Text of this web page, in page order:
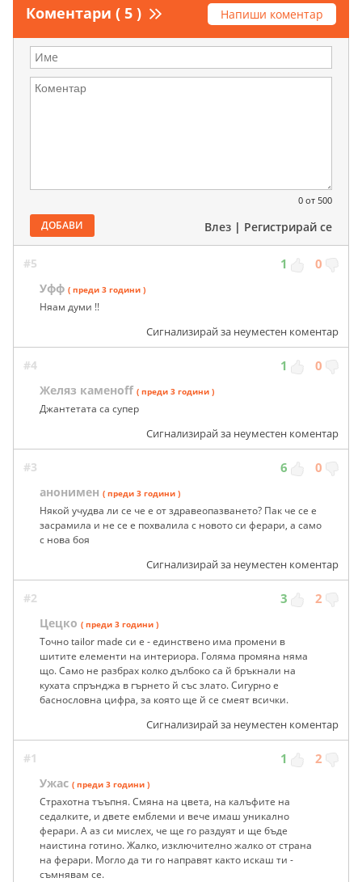
Коментари ( 5 ) Напиши коментар
0 от 500
ДОБАВИ Влез | Регистрирай се
#5 1 0
Уфф ( преди 3 години )
Няам думи !!
Сигнализирай за неуместен коментар
#4 1 0
Желяз каменоff ( преди 3 години )
Джантетата са супер
Сигнализирай за неуместен коментар
#3 6 0
анонимен ( преди 3 години )
Някой учудва ли се че е от здравеопазването? Пак че се е
засрамила и не се е похвалила с новото си ферари, а само
с нова боя
Сигнализирай за неуместен коментар
#2 3 2
Цецко ( преди 3 години )
Точно tailor made си е - единствено има промени в
шитите елементи на интериора. Голяма промяна няма
що. Само не разбрах колко дълбоко са й бръкнали на
кухата спрънджа в гърнето й със злато. Сигурно е
баснословна цифра, за която ще й се смеят всички.
Сигнализирай за неуместен коментар
#1 1 2
Ужас ( преди 3 години )
Страхотна тъъпня. Смяна на цвета, на калъфите на
седалките, и двете емблеми и вече имаш уникално
ферари. А аз си мислех, че ще го раздуят и ще бъде
наистина готино. Жалко, изключително жалко от страна
на ферари. Могло да ти го направят както искаш ти -
съмнявам се.